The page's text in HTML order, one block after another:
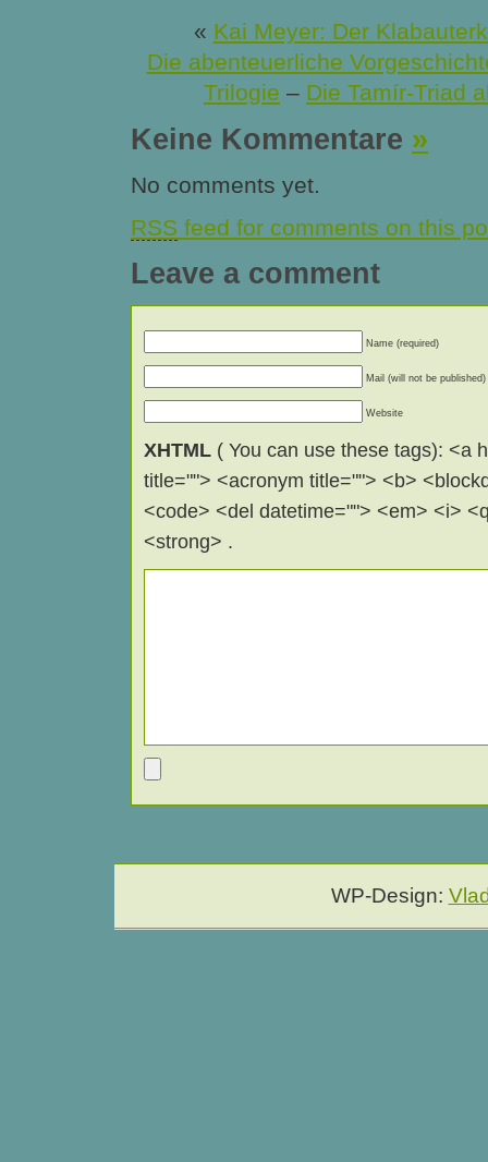
« Kai Meyer: Der
Die abenteuerliche
Trilogie – Die Tamír-Triad
Keine Kommentare »
No comments yet.
RSS feed for comments on this
Leave a comment
Name (required)
Mail (will not be published)
Website
XHTML ( You can use these tags): <a
title=""> <acronym title=""> <b>
<code> <del datetime=""> <em> <i>
<strong> .
WP-Design: